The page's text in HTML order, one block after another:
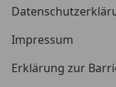
Impressum
Erklärung zur